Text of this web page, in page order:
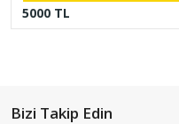
5000 TL
Bizi Takip Edin